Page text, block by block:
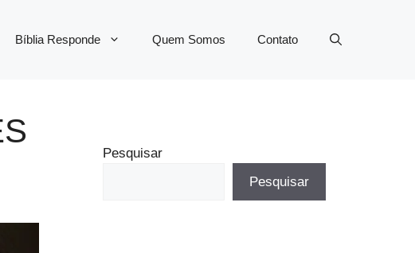
Bíblia Responde Quem Somos Contato
Pesquisar
Pesquisar